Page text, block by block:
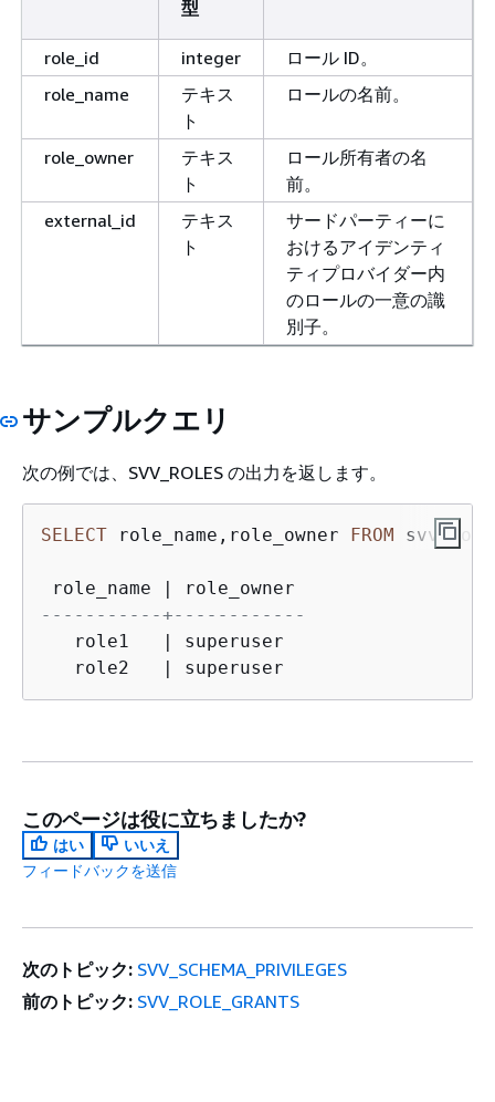
型
role_id integer
ロール ID。
role_name
テキス
ト
ロールの名前。
role_owner
テキス
ト
ロール所有者の名
前。
external_id
テキス
ト
サードパーティーに
おけるアイデンティ
ティプロバイダー内
のロールの一意の識
別子。
サンプルクエリ
次の例では、SVV_ROLES の出力を返します。
SELECT role_name,role_owner FROM
role_name |
-----------+------------
   role1
|
superuser
   role2
| superuser
このページは役に立ちましたか?
はい
いいえ
フィードバックを送信
次のトピック: SVV_SCHEMA_PRIVILEGES
前のトピック: SVV_ROLE_GRANTS